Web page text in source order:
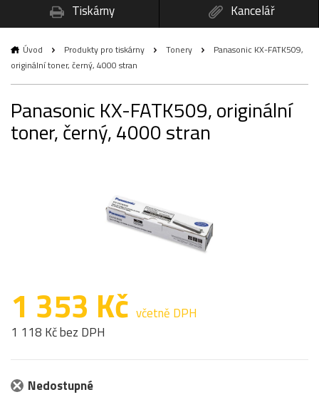
Tiskárny
Kancelář
Úvod Produkty pro tiskárny Tonery
Panasonic KX-FATK509,
originální toner, černý, 4000 stran
Panasonic KX-FATK509, originální
toner, černý, 4000 stran
1 353 Kč včetně DPH
1 118 Kč bez DPH
Nedostupné